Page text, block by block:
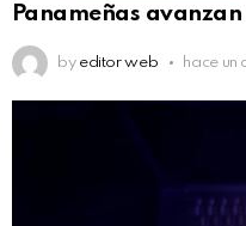
Panameñas
by editor web hace un